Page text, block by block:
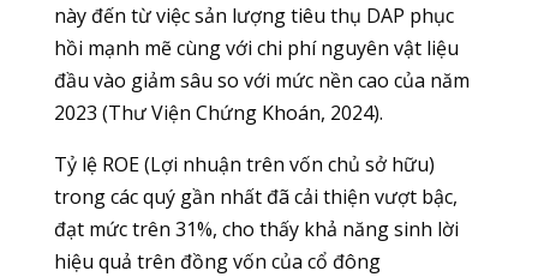
này đến từ việc sản lượng tiêu thụ DAP phục
hồi mạnh mẽ cùng với chi phí nguyên vật liệu
đầu vào giảm sâu so với mức nền cao của năm
2023 (Thư Viện Chứng Khoán, 2024).
Tỷ lệ ROE (Lợi nhuận trên vốn chủ sở hữu)
trong các quý gần nhất đã cải thiện vượt bậc,
đạt mức trên 31%, cho thấy khả năng sinh lời
hiệu quả trên đồng vốn của cổ đông